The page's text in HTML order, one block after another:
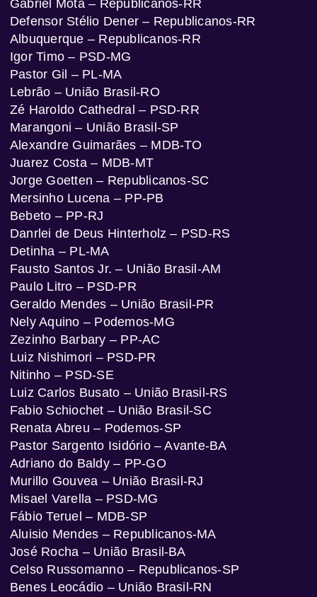
Gabriel Mota – Republicanos-RR
Defensor Stélio Dener – Republicanos-RR
Albuquerque – Republicanos-RR
Igor Timo – PSD-MG
Pastor Gil – PL-MA
Lebrão – União Brasil-RO
Zé Haroldo Cathedral – PSD-RR
Marangoni – União Brasil-SP
Alexandre Guimarães – MDB-TO
Juarez Costa – MDB-MT
Jorge Goetten – Republicanos-SC
Mersinho Lucena – PP-PB
Bebeto – PP-RJ
Danrlei de Deus Hinterholz – PSD-RS
Detinha – PL-MA
Fausto Santos Jr. – União Brasil-AM
Paulo Litro – PSD-PR
Geraldo Mendes – União Brasil-PR
Nely Aquino – Podemos-MG
Zezinho Barbary – PP-AC
Luiz Nishimori – PSD-PR
Nitinho – PSD-SE
Luiz Carlos Busato – União Brasil-RS
Fabio Schiochet – União Brasil-SC
Renata Abreu – Podemos-SP
Pastor Sargento Isidório – Avante-BA
Adriano do Baldy – PP-GO
Murillo Gouvea – União Brasil-RJ
Misael Varella – PSD-MG
Fábio Teruel – MDB-SP
Aluisio Mendes – Republicanos-MA
José Rocha – União Brasil-BA
Celso Russomanno – Republicanos-SP
Benes Leocádio – União Brasil-RN